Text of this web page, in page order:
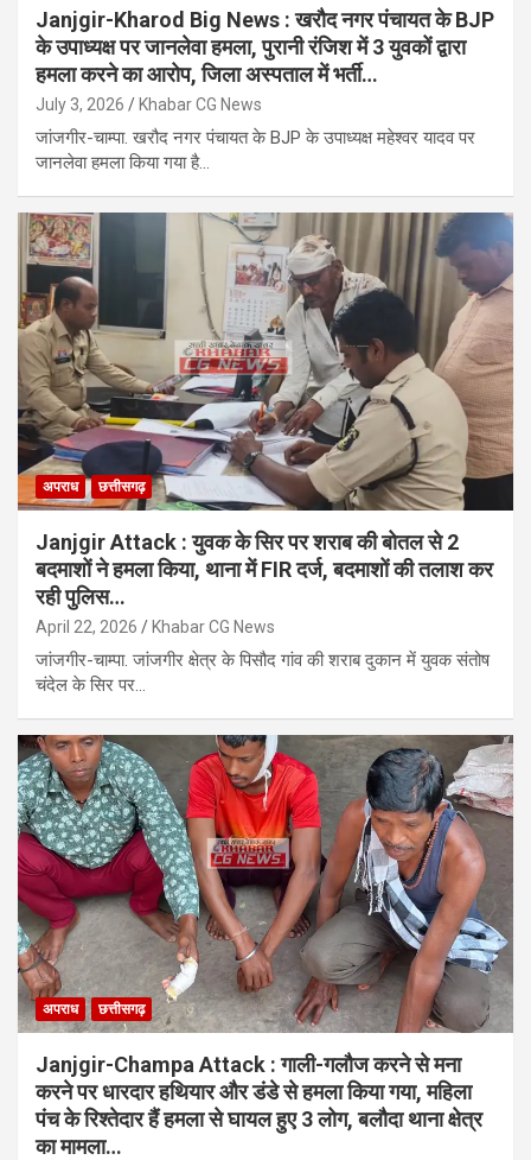
Janjgir-Kharod Big News : खरौद नगर पंचायत के BJP
के उपाध्यक्ष पर जानलेवा हमला, पुरानी रंजिश में 3 युवकों द्वारा
हमला करने का आरोप, जिला अस्पताल में भर्ती…
July 3, 2026 Khabar CG News
जांजगीर-चाम्पा. खरौद नगर पंचायत के BJP के उपाध्यक्ष महेश्वर यादव पर
जानलेवा हमला किया गया है…
अपराध छत्तीसगढ़
Janjgir Attack : युवक के सिर पर शराब की बोतल से 2
बदमाशों ने हमला किया, थाना में FIR दर्ज, बदमाशों की तलाश कर
रही पुलिस…
April 22, 2026 Khabar CG News
जांजगीर-चाम्पा. जांजगीर क्षेत्र के पिसौद गांव की शराब दुकान में युवक संतोष
चंदेल के सिर पर…
अपराध छत्तीसगढ़
Janjgir-Champa Attack : गाली-गलौज करने से मना
करने पर धारदार हथियार और डंडे से हमला किया गया, महिला
पंच के रिश्तेदार हैं हमला से घायल हुए 3 लोग, बलौदा थाना क्षेत्र
का मामला…